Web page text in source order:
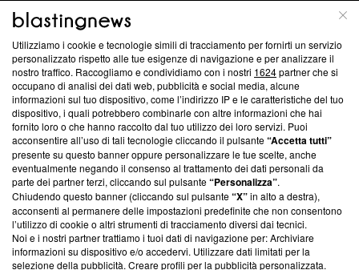
ABOUT
Questa sezione offre informazioni trasparenti su Blasting
News, sui nostri processi editoriali e su come ci impegniamo a
creare news di qualità. Inoltre, afferma la nostra aderenza a
‘Trust Project - News with Integrity’Blasting News non è
ancora membro del programma, ma ha richiesto di farne
parte; Trust Project non ha ancora effettuato una verifica di
conformità agli standard.
Su di noi
Team editoriale
Corporate
Utilizziamo i cookie e tecnologie simili di tracciamento per fornirti un servizio
personalizzato rispetto alle tue esigenze di navigazione e per analizzare il
nostro traffico. Raccogliamo e condividiamo con i nostri 1624partner che si
occupano di analisi dei dati web, pubblicità e social media, alcune
informazioni sul tuo dispositivo, come l’indirizzo IP e le caratteristiche del tuo
dispositivo, i quali potrebbero combinarle con altre informazioni che hai
fornito loro o che hanno raccolto dal tuo utilizzo dei loro servizi. Puoi
acconsentire all’uso di tali tecnologie cliccando il pulsante“Accetta tutti”
presente su questo banner oppure personalizzare le tue scelte, anche
eventualmente negando il consenso al trattamento dei dati personali da
parte dei partner terzi, cliccando sul pulsante“Personalizza”.
Chiudendo questo banner (cliccando sul pulsante“X”in alto a destra),
acconsenti al permanere delle impostazioni predefinite che non consentono
l’utilizzo di cookie o altri strumenti di tracciamento diversi dai tecnici.
Noi e i nostri partner trattiamo i tuoi dati di navigazione per: Archiviare
informazioni su dispositivo e/o accedervi. Utilizzare dati limitati per la
selezione della pubblicità. Creare profili per la pubblicità personalizzata.